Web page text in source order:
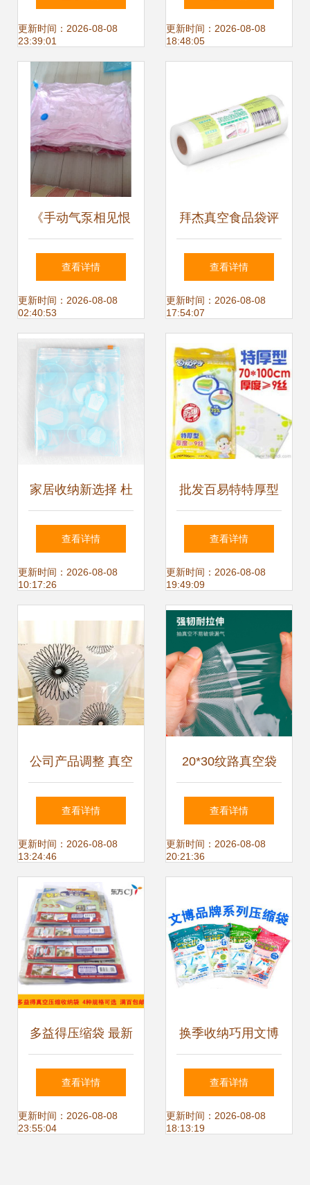
指南
更新时间：2026-08-08
23:39:01
造的真空压缩袋技
更新时间：2026-08-08
18:48:05
《手动气泵相见恨
晚，10+1件90丝真
空收纳袋实测有
感》
查看详情
更新时间：2026-08-08
02:40:53
拜杰真空食品袋评
测 家用保鲜新选
择，150mm卷装实
查看详情
更新时间：2026-08-08
17:54:07
家居收纳新选择 杜
拓9丝立体真空压
缩袋实测体验
查看详情
更新时间：2026-08-08
10:17:26
批发百易特特厚型
真空压缩袋 9丝
70+100cm产品解
析与厂家选购指南
查看详情
更新时间：2026-08-08
19:49:09
公司产品调整 真空
压缩袋外贸库存全
新抛售
查看详情
更新时间：2026-08-08
13:24:46
20*30纹路真空袋
19丝网纹袋，专为
猪牛肉丸与熟食压
查看详情
更新时间：2026-08-08
20:21:36
多益得压缩袋 最新
最全返利优惠尽在
一淘网，真空压缩
查看详情
更新时间：2026-08-08
23:55:04
换季收纳巧用文博
加厚真空压缩袋，
释放衣柜空间新体
查看详情
更新时间：2026-08-08
18:13:19